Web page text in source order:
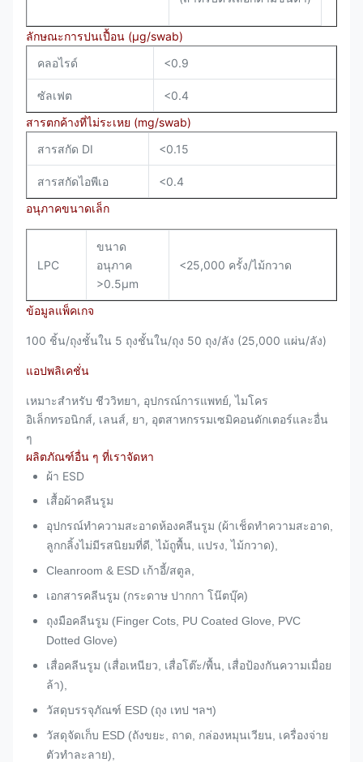
ลักษณะการปนเปื้อน (µg/swab)
คลอไรด์
<0.9
ซัลเฟต
<0.4
สารตกค้างที่ไม่ระเหย (mg/swab)
สารสกัด DI
<0.15
สารสกัดไอพีเอ
<0.4
อนุภาคขนาดเล็ก
LPC
ขนาด
อนุภาค
>0.5µm
<25,000 ครั้ง/ไม้กวาด
ข้อมูลแพ็คเกจ
100 ชิ้น/ถุงชั้นใน 5 ถุงชั้นใน/ถุง 50 ถุง/ลัง (25,000 แผ่น/ลัง)
แอปพลิเคชั่น
เหมาะสำหรับ ชีววิทยา, อุปกรณ์การแพทย์, ไมโคร
อิเล็กทรอนิกส์, เลนส์, ยา, อุตสาหกรรมเซมิคอนดักเตอร์และอื่น
ๆ
ผลิตภัณฑ์อื่น ๆ ที่เราจัดหา
ผ้า ESD
เสื้อผ้าคลีนรูม
อุปกรณ์ทำความสะอาดห้องคลีนรูม (ผ้าเช็ดทำความสะอาด,
ลูกกลิ้งไม่มีรสนิยมที่ดี, ไม้ถูพื้น, แปรง, ไม้กวาด),
Cleanroom & ESD เก้าอี้/สตูล,
เอกสารคลีนรูม (กระดาษ ปากกา โน๊ตบุ๊ค)
ถุงมือคลีนรูม (Finger Cots, PU Coated Glove, PVC
Dotted Glove)
เสื่อคลีนรูม (เสื่อเหนียว, เสื่อโต๊ะ/พื้น, เสื่อป้องกันความเมื่อย
ล้า),
วัสดุบรรจุภัณฑ์ ESD (ถุง เทป ฯลฯ)
วัสดุจัดเก็บ ESD (ถังขยะ, ถาด, กล่องหมุนเวียน, เครื่องจ่าย
ตัวทำละลาย),